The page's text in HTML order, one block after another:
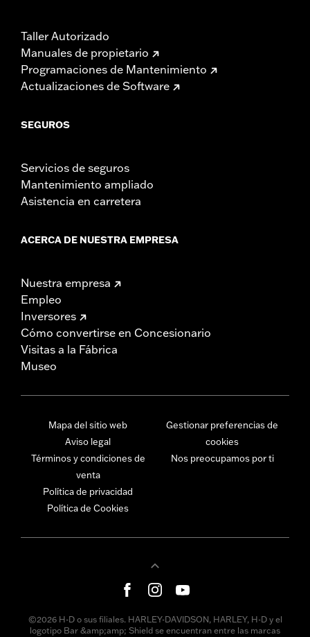
Taller Autorizado
Manuales de propietario
Programaciones de Mantenimiento
Actualizaciones de Software
SEGUROS
Servicios de seguros
Mantenimiento ampliado
Asistencia en carretera
ACERCA DE NUESTRA EMPRESA
Nuestra empresa
Empleo
Inversores
Cómo convertirse en Concesionario
Visitas a la Fábrica
Museo
Mapa del sitio web
Aviso legal
Términos y condiciones de
venta
Política de privacidad
Política de Cookies
Gestionar preferencias de
cookies
Nos preocupamos por ti
©2026 H-D o sus filiales. HARLEY-DAVIDSON, HARLEY, H-D y el
logotipo Bar &amp;amp; Shield se encuentran entre las marcas